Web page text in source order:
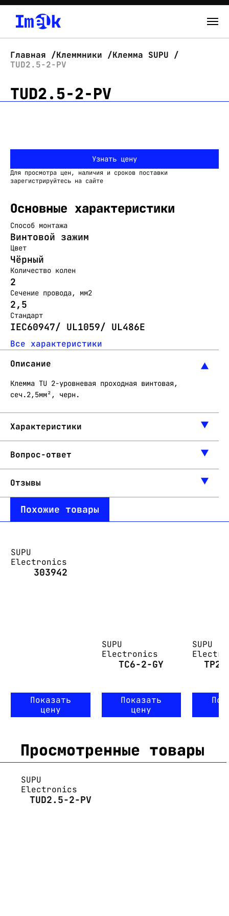
Новости
Контакты
Вход
Главная Клеммники
Клемма SUPU
TUD2.5-2-PV
TUD2.5-2-PV
Узнать цену
Для просмотра цен, наличия и сроков поставки
зарегистрируйтесь на сайте
Основные характеристики
Способ монтажа
Винтовой зажим
Цвет
Чёрный
Количество колен
2
Сечение провода, мм2
2,5
Стандарт
IEC60947/ UL1059/ UL486E
Все характеристики
Описание
Клемма TU 2-уровневая проходная винтовая,
сеч.2,5мм², черн.
Характеристики
Вопрос-ответ
Отзывы
Похожие товары
SUPU
Electronics
303942
Показать
цену
SUPU
Electronics
TC6-2-GY
Показать
цену
SUPU
Просмотренные товары
SUPU
Electronics
TUD2.5-2-PV